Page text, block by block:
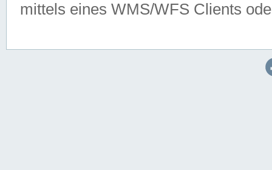
mittels eines WMS/WFS Clients